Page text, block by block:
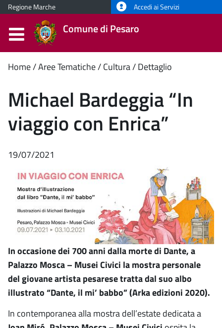
Regione Marche Accedi ai Servizi
Comune di Pesaro
Contenuto
principale
Home Aree Tematiche Cultura Dettaglio
Michael Bardeggia “In
viaggio con Enrica”
19/07/2021
In occasione dei 700 anni dalla morte di Dante, a
Palazzo Mosca – Musei Civici la mostra personale
del giovane artista pesarese tratta dal suo albo
illustrato “Dante, il mi’ babbo” (Arka edizioni 2020).
In contemporanea alla mostra dell’estate dedicata a